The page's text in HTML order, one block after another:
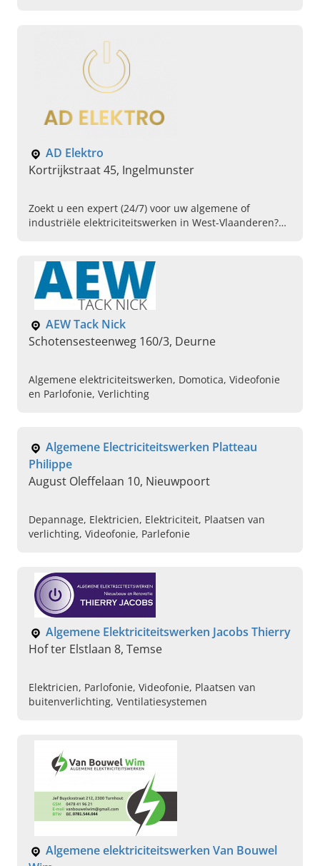
AD Elektro
Kortrijkstraat 45, Ingelmunster
Zoekt u een expert (24/7) voor uw algemene of
industriële elektriciteitswerken in West-Vlaanderen?
AEW Tack Nick
Schotensesteenweg 160/3, Deurne
Algemene elektriciteitswerken, Domotica, Videofonie
en Parlofonie, Verlichting
Algemene Electriciteitswerken Platteau
Philippe
August Oleffelaan 10, Nieuwpoort
Depannage, Elektricien, Elektriciteit, Plaatsen van
verlichting, Videofonie, Parlefonie
Algemene Elektriciteitswerken Jacobs Thierry
Hof ter Elstlaan 8, Temse
Elektricien, Parlofonie, Videofonie, Plaatsen van
buitenverlichting, Ventilatiesystemen
Algemene elektriciteitswerken Van Bouwel